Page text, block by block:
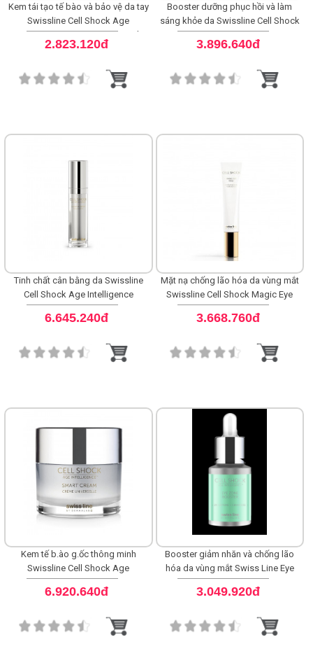
Kem tái tạo tế bào và bảo vệ da tay
Swissline Cell Shock Age
Intelligence Make-Peace Hand
Cream
2.823.120đ
Booster dưỡng phục hồi và làm
sáng khỏe da Swissline Cell Shock
Age Intelligence Peace Booster
3.896.640đ
Tinh chất cân bằng da Swissline
Cell Shock Age Intelligence
Essential Serum
6.645.240đ
Mặt nạ chống lão hóa da vùng mắt
Swissline Cell Shock Magic Eye
Mask
3.668.760đ
Kem tế b.ào g.ốc thông minh
Swissline Cell Shock Age
Intelligence™ Smart Cream
6.920.640đ
Booster giảm nhăn và chống lão
hóa da vùng mắt Swiss Line Eye
Zone Booster
3.049.920đ